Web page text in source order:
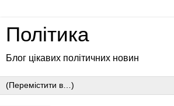
Політика
Блог цікавих політичних новин